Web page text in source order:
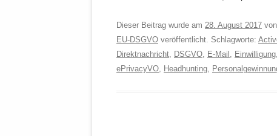
Dieser Beitrag wurde am 28. August 2017 von
EU-DSGVO veröffentlicht. Schlagworte:
Direktnachricht, DSGVO, E-Mail , Einwilligung,
ePrivacyVO, Headhunting,